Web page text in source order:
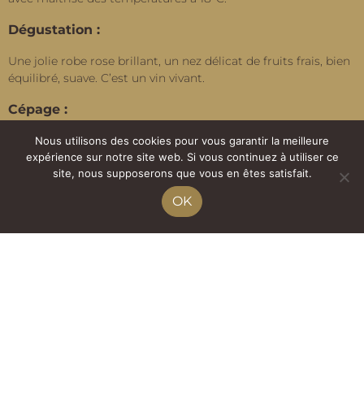
Dégustation :
Une jolie robe rose brillant, un nez délicat de fruits frais, bien
équilibré, suave. C’est un vin vivant.
Cépage :
100% Négrette
Nos conseils :
À déguster avec des grillades et des plats épicés
Nous utilisons des cookies pour vous garantir la meilleure
expérience sur notre site web. Si vous continuez à utiliser ce
site, nous supposerons que vous en êtes satisfait.
OK